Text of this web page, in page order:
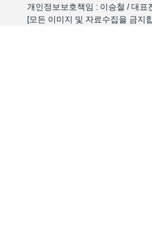
개인정보보호책임 : 이승철 / 대
[모든 이미지 및 자료수집을 금지